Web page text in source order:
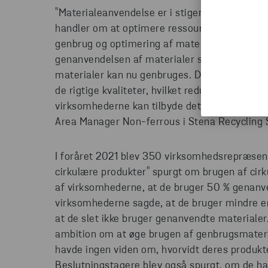
"Materialeanvendelse er i stigende grad
handler om at optimere ressourcestyringen i
genbrug og optimering af
genanvendelsen af materialer som jern og
materialer kan nu genbruges. Det giver
de rigtige kvaliteter, hvilket reducerer
virksomhederne kan tilbyde det, der kræves i
Area Manager Non-ferrous i Stena Recycling
I foråret 2021 blev 350
cirkulære produkter" spurgt om brugen af
af virksomhederne, at de bruger 50 %
virksomhederne sagde, at de bruger mindre
at de slet ikke bruger genanvendte
ambition om at øge brugen af
havde ingen viden om, hvorvidt deres